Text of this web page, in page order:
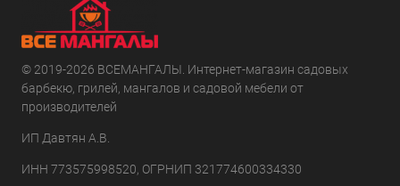
© 2019-2026 ВСЕМАНГАЛЫ. Интернет-магазин садовых
барбекю, грилей, мангалов и садовой мебели от
производителей
ИП Давтян А.В.
ИНН 773575998520, ОГРНИП 321774600334330